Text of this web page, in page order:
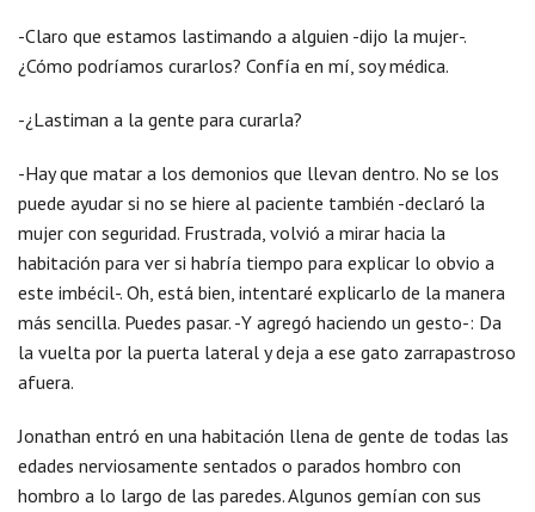
-Claro que estamos lastimando a alguien -dijo la mujer-.
¿Cómo podríamos curarlos? Confía en mí, soy médica.
-¿Lastiman a la gente para curarla?
-Hay que matar a los demonios que llevan dentro. No se los
puede ayudar si no se hiere al paciente también -declaró la
mujer con seguridad. Frustrada, volvió a mirar hacia la
habitación para ver si habría tiempo para explicar lo obvio a
este imbécil-. Oh, está bien, intentaré explicarlo de la manera
más sencilla. Puedes pasar. -Y agregó haciendo un gesto-: Da
la vuelta por la puerta lateral y deja a ese gato zarrapastroso
afuera.
Jonathan entró en una habitación llena de gente de todas las
edades nerviosamente sentados o parados hombro con
hombro a lo largo de las paredes. Algunos gemían con sus